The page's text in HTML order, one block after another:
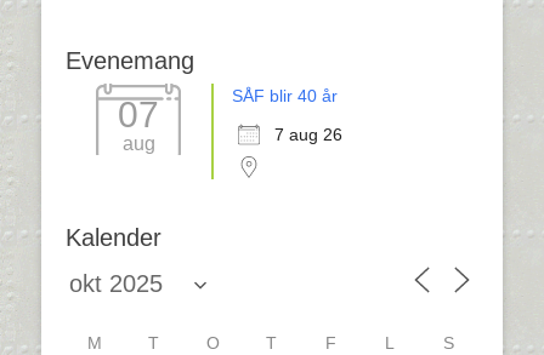
Evenemang
07
aug
SÅF blir 40 år
7 aug 26
Kalender
M T O T F L S